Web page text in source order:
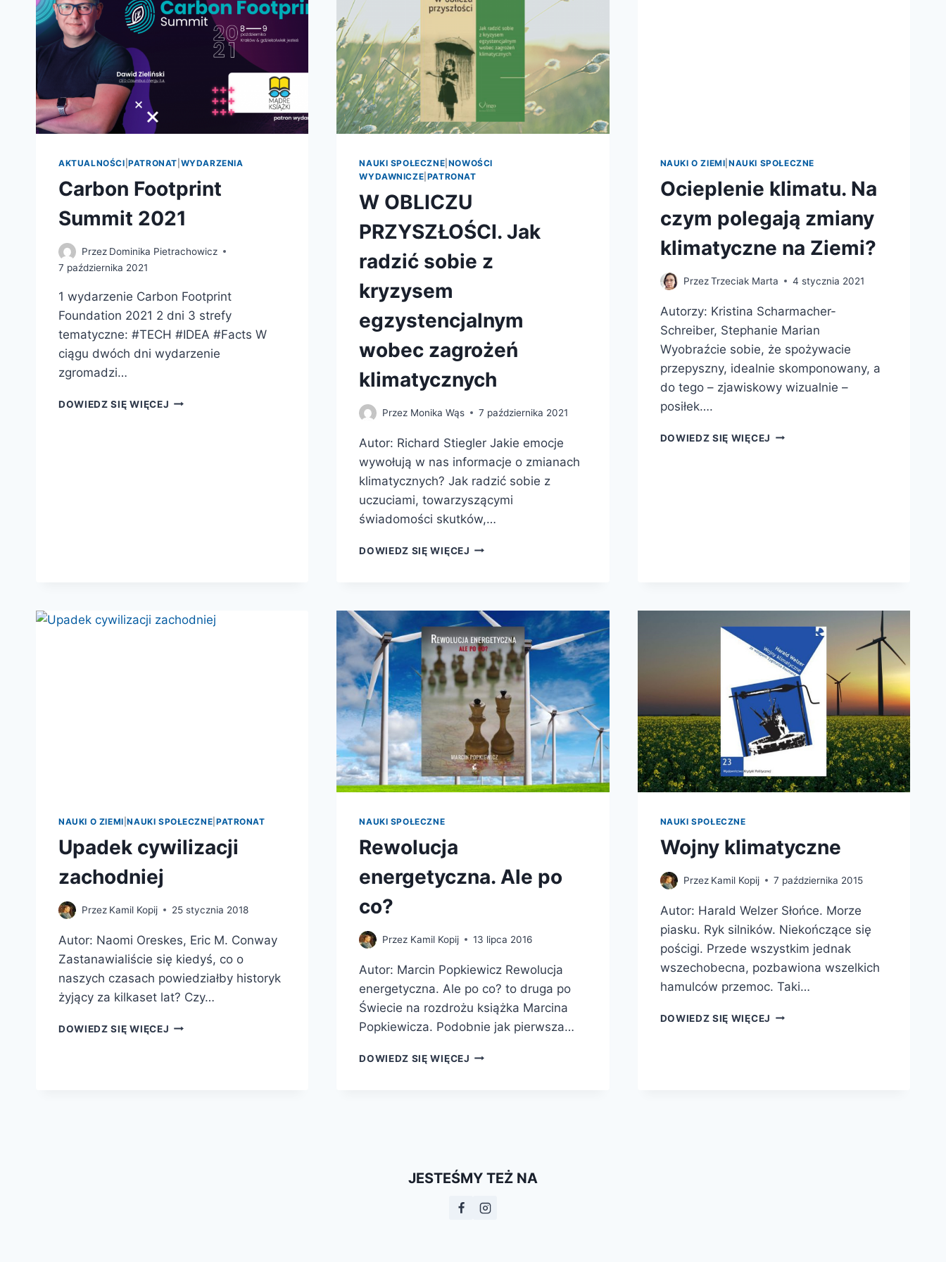
AKTUALNOŚCI |PATRONAT WYDARZENIA
Carbon Footprint
Summit 2021
Przez Dominika Pietrachowicz
7 października 2021
1 wydarzenie Carbon Footprint
Foundation 2021 2 dni 3 strefy
tematyczne: #TECH #IDEA #Facts W
ciągu dwóch dni wydarzenie
zgromadzi…
DOWIEDZ SIĘ WIĘCEJ CARBON
NAUKI SPOŁECZNE NOWOŚCI
WYDAWNICZE PATRONAT
W OBLICZU
PRZYSZŁOŚCI. Jak
radzić sobie z
kryzysem
egzystencjalnym
wobec zagrożeń
klimatycznych
Przez Monika Wąs 7 października 2021
Autor: Richard Stiegler Jakie emocje
wywołują w nas informacje o zmianach
klimatycznych? Jak radzić sobie z
uczuciami, towarzyszącymi
świadomości skutków,…
DOWIEDZ SIĘ WIĘCEJ W
SOBIE
Z
KRYZYSEM
EGZYSTENCJALNYM
WOBEC
ZAGROŻEŃ
KLIMATYCZNYCH
NAUKI O ZIEMI |NAUKI SPOŁECZNE
Ocieplenie klimatu. Na
czym polegają zmiany
klimatyczne na Ziemi?
Przez Trzeciak Marta 4 stycznia 2021
Autorzy: Kristina Scharmacher-
Schreiber, Stephanie Marian
Wyobraźcie sobie, że spożywacie
przepyszny, idealnie skomponowany, a
do tego – zjawiskowy wizualnie –
posiłek….
DOWIEDZ SIĘ WIĘCEJ OCIEPLENIE
NAUKI O ZIEMI |NAUKI SPOŁECZNE PATRONAT
Upadek cywilizacji
zachodniej
Przez Kamil Kopij 25 stycznia 2018
Autor: Naomi Oreskes, Eric M. Conway
Zastanawialiście się kiedyś, co o
naszych czasach powiedziałby historyk
żyjący za kilkaset lat? Czy…
DOWIEDZ SIĘ WIĘCEJ UPADEK
NAUKI SPOŁECZNE
Rewolucja
energetyczna. Ale po
co?
Przez Kamil Kopij 13 lipca 2016
Autor: Marcin Popkiewicz Rewolucja
energetyczna. Ale po co? to druga po
Świecie na rozdrożu książka Marcina
Popkiewicza. Podobnie jak pierwsza…
DOWIEDZ SIĘ WIĘCEJ REWOLUCJA
NAUKI SPOŁECZNE
Wojny klimatyczne
Przez Kamil Kopij 7 października 2015
Autor: Harald Welzer Słońce. Morze
piasku. Ryk silników. Niekończące się
pościgi. Przede wszystkim jednak
wszechobecna, pozbawiona wszelkich
hamulców przemoc. Taki…
DOWIEDZ SIĘ WIĘCEJ WOJNY
JESTEŚMY TEŻ NA